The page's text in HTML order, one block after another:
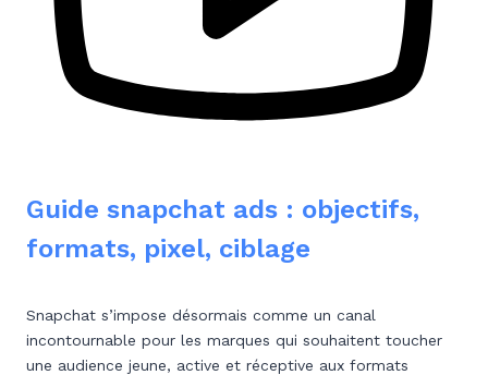
Guide snapchat ads : objectifs,
formats, pixel, ciblage
Snapchat s’impose désormais comme un canal
incontournable pour les marques qui souhaitent toucher
une audience jeune, active et réceptive aux formats